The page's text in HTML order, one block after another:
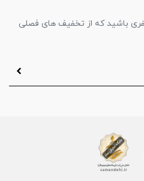
باشید که از تخفیف های فصلی